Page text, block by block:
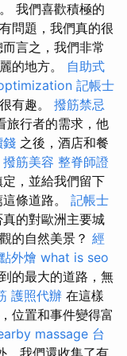
我們喜歡積極的
問題，我們真的很
而言之，我們非常
的地方。 自助式
記帳士
有趣。 撥筋禁忌
旅行者的需求，他
錢 之後，酒店和餐
撥筋美容 整脊師證
，並給我們留下
條道路。 記帳士
的對歐洲主要城
的自然美景？ 經
外燴 what is seo
的最大的道路，無
護照代辦 在這樣
位置和事件變得富
massage 台
，我們還收集了有